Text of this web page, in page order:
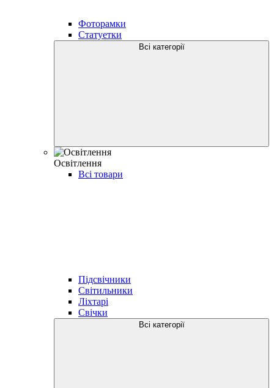
Фоторамки
Статуетки
Всі категорії
Освітлення
Всі товари
Підсвічники
Світильники
Ліхтарі
Свічки
Всі категорії